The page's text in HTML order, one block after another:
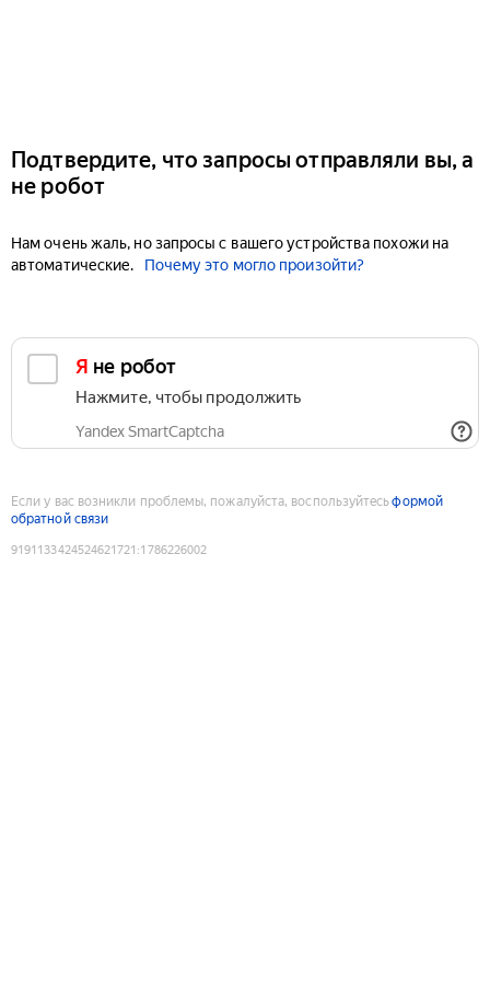
Подтвердите, что запросы отправляли вы, а
не робот
Нам очень жаль, но запросы с вашего устройства похожи на
автоматические.
Почему это могло произойти?
Я не робот
Нажмите, чтобы продолжить
Yandex SmartCaptcha
Если у вас возникли проблемы, пожалуйста, воспользуйтесьформой
обратной связи
9191133424524621721 :1786226002